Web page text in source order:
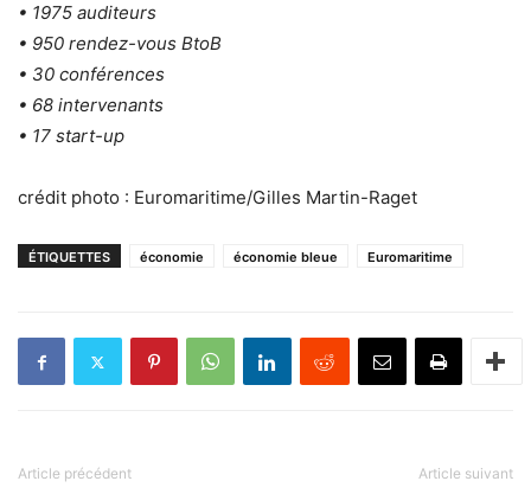
• 1975 auditeurs
• 950 rendez-vous BtoB
• 30 conférences
• 68 intervenants
• 17 start-up
crédit photo : Euromaritime/Gilles Martin-Raget
ÉTIQUETTES économie économie bleue Euromaritime
Article précédent Article suivant